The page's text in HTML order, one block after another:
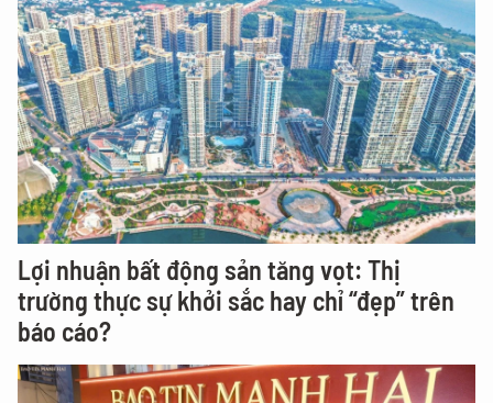
Lợi nhuận bất động sản tăng vọt: Thị
trường thực sự khởi sắc hay chỉ “đẹp” trên
báo cáo?